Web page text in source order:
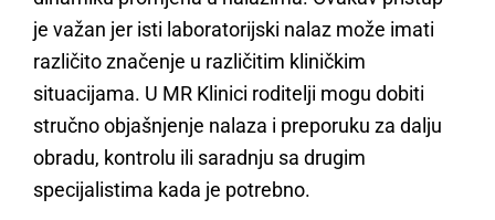
je važan jer isti laboratorijski nalaz može imati
različito značenje u različitim kliničkim
situacijama. U MR Klinici roditelji mogu dobiti
stručno objašnjenje nalaza i preporuku za dalju
obradu, kontrolu ili saradnju sa drugim
specijalistima kada je potrebno.